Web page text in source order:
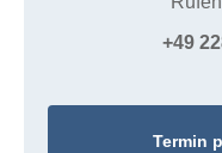
+49
Termin